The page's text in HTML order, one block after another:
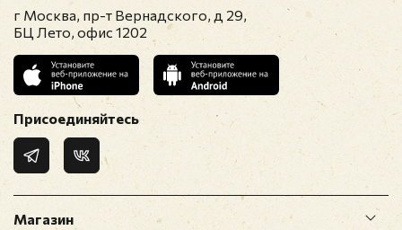
Магазин
г Москва, пр-т Вернадского, д 29,
БЦ Лето, офис 1202
Присоединяйтесь